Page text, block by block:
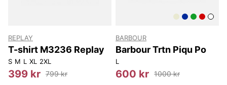
REPLAY
T-shirt M3236 Replay
S M L XL 2XL
399 kr 799 kr
BARBOUR
Barbour Trtn Piqu Po
L
600 kr 1000 kr